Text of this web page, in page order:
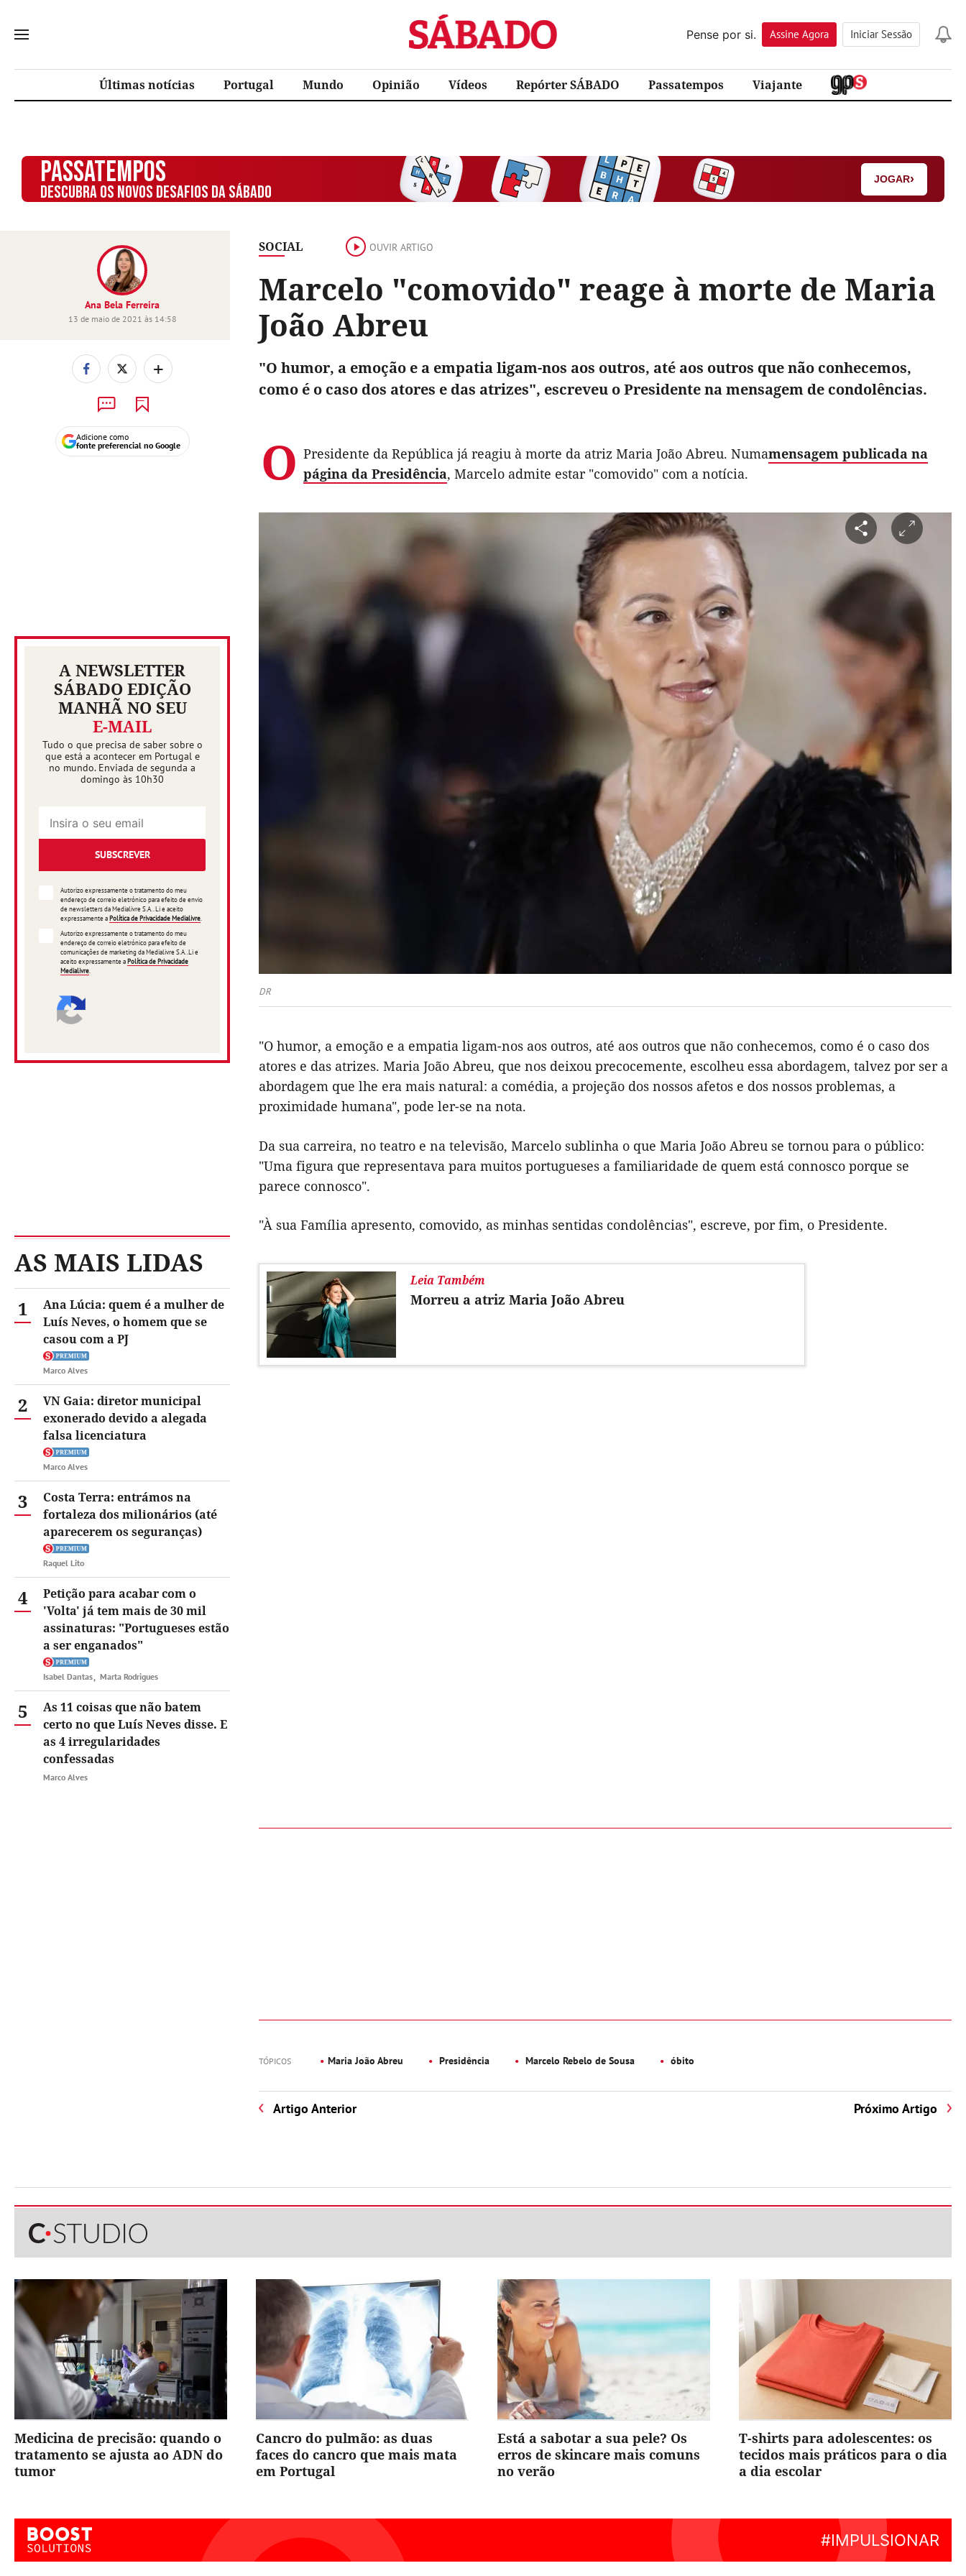
Sábado
Pense por si.
Assine Agora Iniciar Sessão
Últimas notícias Portugal Mundo Opinião Vídeos Repórter SÁBADO Passatempos Viajante
PASSATEMPOS
DESCUBRA OS NOVOS DESAFIOS DA SÁBADO
JOGAR›
SOCIAL OUVIR ARTIGO
Marcelo "comovido" reage à morte de Maria
João Abreu
Ana Bela Ferreira
13 de maio de 2021 às 14:58
+
Adicione como
fonte preferencial no Google
A NEWSLETTER
SÁBADO EDIÇÃO
MANHÃ NO SEU
E-MAIL
Tudo o que precisa de saber sobre o
que está a acontecer em Portugal e
no mundo. Enviada de segunda a
domingo às 10h30
SUBSCREVER
Autorizo expressamente o tratamento do meu
endereço de correio eletrónico para efeito de envio
de newsletters da Medialivre S.A.. Li e aceito
expressamente aPolítica de Privacidade Medialivre
Autorizo expressamente o tratamento do meu
endereço de correio eletrónico para efeito de
comunicações de marketing da Medialivre S.A..Li e
aceito expressamente aPolítica de Privacidade
Medialivre
AS MAIS LIDAS
1
Ana Lúcia: quem é a mulher de
Luís Neves, o homem que se
casou com a PJ
Marco Alves
2
VN Gaia: diretor municipal
exonerado devido a alegada
falsa licenciatura
Marco Alves
3
Costa Terra: entrámos na
fortaleza dos milionários (até
aparecerem os seguranças)
Raquel Lito
4
Petição para acabar com o
'Volta' já tem mais de 30 mil
assinaturas: "Portugueses estão
a ser enganados"
Isabel Dantas Marta Rodrigues
5
As 11 coisas que não batem
certo no que Luís Neves disse. E
as 4 irregularidades
confessadas
Marco Alves
"O humor, a emoção e a empatia ligam-nos aos outros, até aos outros que não conhecemos,
como é o caso dos atores e das atrizes", escreveu o Presidente na mensagem de condolências.
O Presidente da República já reagiu à morte da atriz Maria João Abreu. Numamensagem publicada na
página da Presidência, Marcelo admite estar "comovido" com a notícia.
DR
"O humor, a emoção e a empatia ligam-nos aos outros, até aos outros que não conhecemos, como é o caso dos
atores e das atrizes. Maria João Abreu, que nos deixou precocemente, escolheu essa abordagem, talvez por ser a
abordagem que lhe era mais natural: a comédia, a projeção dos nossos afetos e dos nossos problemas, a
proximidade humana", pode ler-se na nota.
Da sua carreira, no teatro e na televisão, Marcelo sublinha o que Maria João Abreu se tornou para o público:
"Uma figura que representava para muitos portugueses a familiaridade de quem está connosco porque se
parece connosco".
"À sua Família apresento, comovido, as minhas sentidas condolências", escreve, por fim, o Presidente.
Leia Também
Morreu a atriz Maria João Abreu
TÓPICOS Maria João Abreu Presidência Marcelo Rebelo de Sousa óbito
Artigo Anterior Próximo Artigo
Medicina de precisão: quando o
tratamento se ajusta ao ADN do
tumor
Cancro do pulmão: as duas
faces do cancro que mais mata
em Portugal
Está a sabotar a sua pele? Os
erros de skincare mais comuns
no verão
T-shirts para adolescentes: os
tecidos mais práticos para o dia
a dia escolar